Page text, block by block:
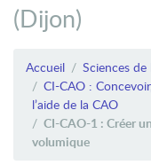
(Dijon)
Accueil Sciences de
CI-CAO :
l’aide de la CAO
CI-CAO-1 : Créer
volumique